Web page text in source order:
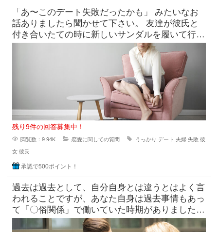
「あ〜このデート失敗だったかも」 みたいなお
話ありましたら聞かせて下さい。 友達が彼氏と
付き合いたての時に新しいサンダルを履いて行っ
たら、見事に靴擦れを
残り9件の回答募集中！
閲覧数：9.94K 恋愛に関しての質問 うっかり デート 夫婦 失敗 彼
女 彼氏
承認で500ポイント！
過去は過去として、自分自身とは違うとはよく言
われることですが、あなた自身は過去事情もあっ
て「〇俗関係」で働いていた時期がありました
が、それを経ていまの自分がある